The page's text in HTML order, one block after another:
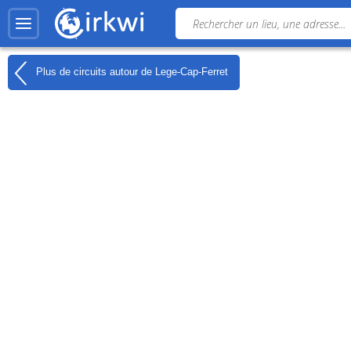
Plus de circuits autour de Lege-Cap-Ferret